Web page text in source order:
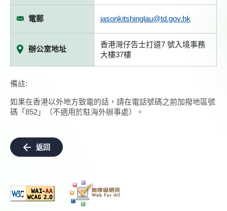
電郵 jasonkitshinglau@td.gov.hk
辦公室地址
香港灣仔告士打道7 號入境事務
大樓37樓
備註:
如果在香港以外地方致電的話，請在電話號碼之前加撥地區號
碼「852」（不適用於駐海外辦事處）。
返回